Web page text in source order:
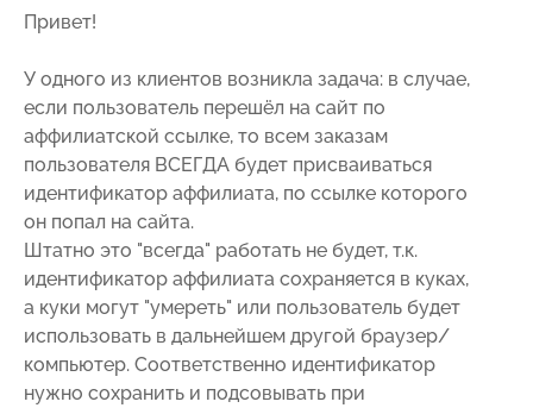
Привет!
У одного из клиентов возникла задача: в случае,
если пользователь перешёл на сайт по
аффилиатской ссылке, то всем заказам
пользователя ВСЕГДА будет присваиваться
идентификатор аффилиата, по ссылке которого
он попал на сайта.
Штатно это "всегда" работать не будет, т.к.
идентификатор аффилиата сохраняется в куках,
а куки могут "умереть" или пользователь будет
использовать в дальнейшем другой браузер/
компьютер. Соответственно идентификатор
нужно сохранить и подсовывать при